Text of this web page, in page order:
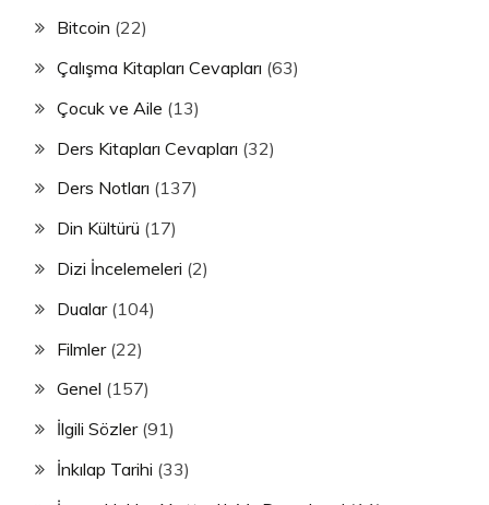
Bitcoin (22)
Çalışma Kitapları Cevapları (63)
Çocuk ve Aile (13)
Ders Kitapları Cevapları (32)
Ders Notları (137)
Din Kültürü (17)
Dizi İncelemeleri (2)
Dualar(104)
Filmler(22)
Genel (157)
İlgili Sözler(91)
İnkılap Tarihi (33)